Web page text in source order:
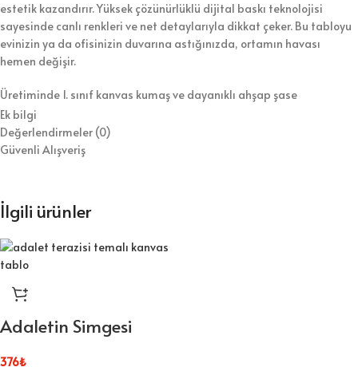
estetik kazandırır. Yüksek çözünürlüklü dijital baskı teknolojisi
sayesinde canlı renkleri ve net detaylarıyla dikkat çeker. Bu tabloyu
evinizin ya da ofisinizin duvarına astığınızda, ortamın havası
hemen değişir.
Üretiminde 1. sınıf kanvas kumaş ve dayanıklı ahşap şase
kullanıyoruz. Bununla birlikte, tabloyu koruyucu vernikle kaplayarak
hem temizlik kolaylığı hem de uzun ömür sağlıyoruz. Ürünü duvara
asılmaya hazır şekilde gönderiyoruz, böylece kurulumla zaman
⭐ Tablo Ürün Özellikleri:
Kaliteli dijital baskı ile canlı ve net görseller
Duvara kolayca asılabilecek hafif yapı
Koruyucu vernik sayesinde kolay temizlik
Farklı ölçü seçenekleriyle esnek kullanım
Ek bilgi
Değerlendirmeler (0)
Güvenli Alışveriş
İlgili ürünler
Adaletin Simgesi
376₺